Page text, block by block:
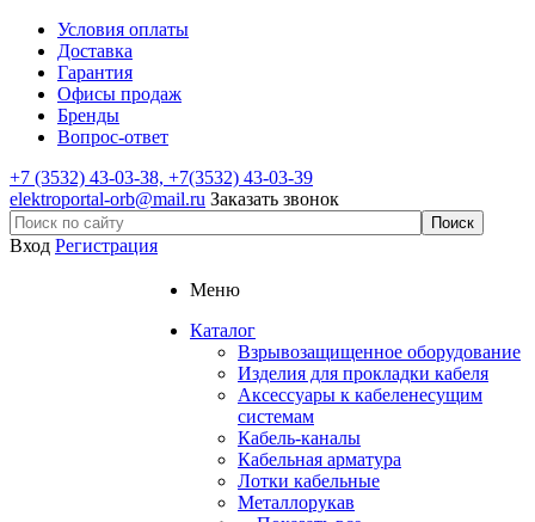
Условия оплаты
Доставка
Гарантия
Офисы продаж
Бренды
Вопрос-ответ
+7 (3532) 43-03-38, +7(3532) 43-03-39
elektroportal-orb@mail.ru Заказать звонок
Вход Регистрация
Меню
Каталог
Взрывозащищенное оборудование
Изделия для прокладки кабеля
Аксессуары к кабеленесущим
системам
Кабель-каналы
Кабельная арматура
Лотки кабельные
Металлорукав